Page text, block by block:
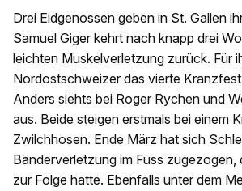
Drei Eidgenossen geben in St. Gallen
Samuel Giger kehrt nach knapp drei
leichten Muskelverletzung zurück. Für
Nordostschweizer das vierte Kranzfest
Anders siehts bei Roger Rychen und
aus. Beide steigen erstmals bei einem
Zwilchhosen. Ende März hat sich
Bänderverletzung im Fuss zugezogen,
zur Folge hatte. Ebenfalls unter dem